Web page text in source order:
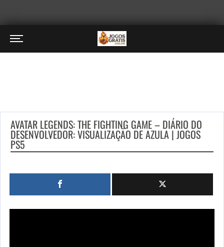
AVATAR LEGENDS: THE FIGHTING GAME – DIÁRIO DO
DESENVOLVEDOR: VISUALIZAÇÃO DE AZULA | JOGOS
PS5